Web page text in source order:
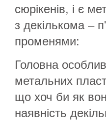
сюрікенів, і є
з декількома –
променями:
Головна
метальних
що хоч би як
наявність